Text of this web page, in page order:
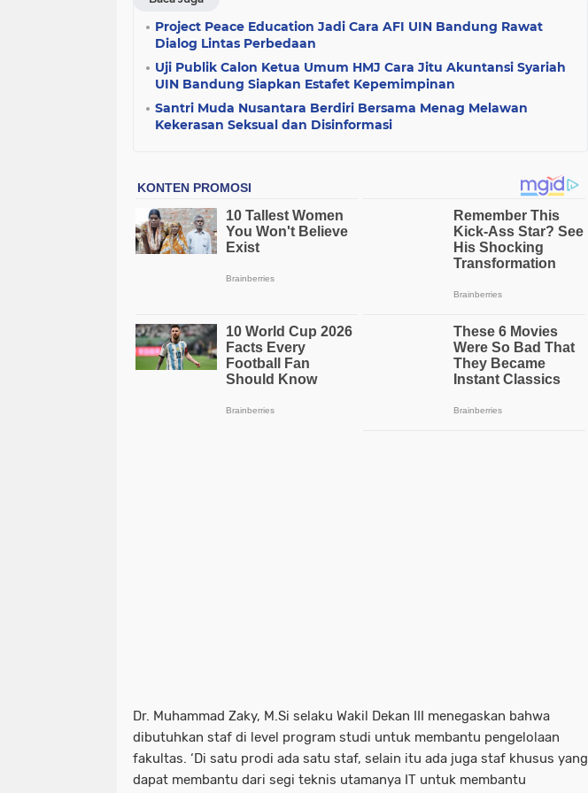
Project Peace Education Jadi Cara AFI UIN Bandung Rawat
Dialog Lintas Perbedaan
Uji Publik Calon Ketua Umum HMJ Cara Jitu Akuntansi Syariah
UIN Bandung Siapkan Estafet Kepemimpinan
Santri Muda Nusantara Berdiri Bersama Menag Melawan
Kekerasan Seksual dan Disinformasi
Dr. Muhammad Zaky, M.Si selaku Wakil Dekan III menegaskan bahwa
dibutuhkan staf di level program studi untuk membantu pengelolaan
fakultas. ‘Di satu prodi ada satu staf, selain itu ada juga staf khusus yang
dapat membantu dari segi teknis utamanya IT untuk membantu